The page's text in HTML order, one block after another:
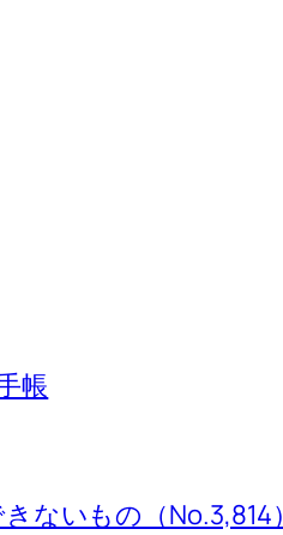
帳
ないもの（No.3,814）